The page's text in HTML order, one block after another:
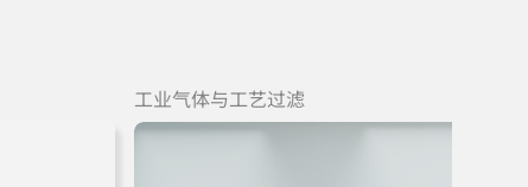
工业气体与工艺过滤